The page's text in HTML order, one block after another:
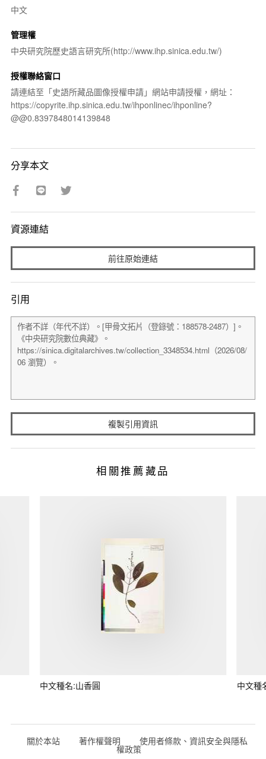
中文
管理權
中央研究院歷史語言研究所(http://www.ihp.sinica.edu.tw/)
授權聯絡窗口
請連結至「史語所藏品圖像授權申請」網站申請授權，網址：
https://copyrite.ihp.sinica.edu.tw/ihponlinec/ihponline?
@@0.8397848014139848
分享本文
資源連結
前往原始連結
引用
複製引用資訊
相關推薦藏品
中文種名:山香圓 中文種
關於本站 著作權聲明 使用者條款、資訊安全與隱私
權政策